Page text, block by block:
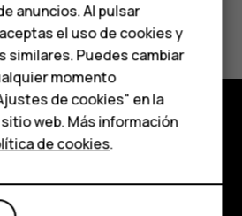
para
mayores
M
anuncios. Al pulsar
el uso de cookies y
similares. Puedes cambiar
momento
de cookies" en la
web. Más información
de cookies.